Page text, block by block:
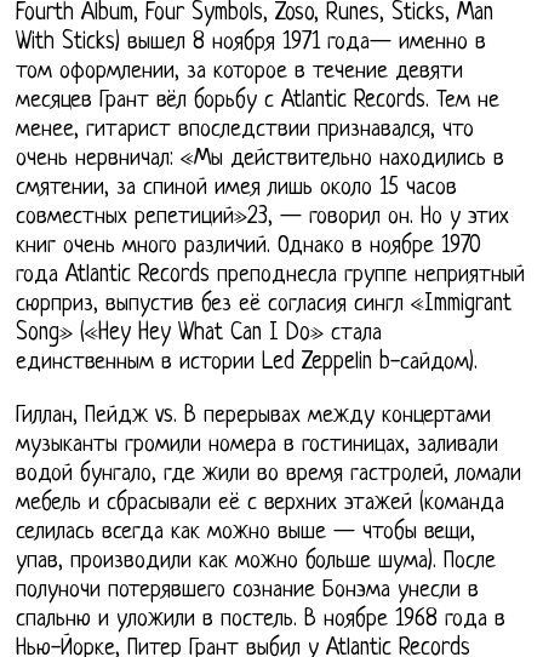
Fourth Album, Four Symbols, Zoso, Runes, Sticks, Man
With Sticks) вышел 8 ноября 1971 года— именно в
том оформлении, за которое в течение девяти
месяцев Грант вёл борьбу с Atlantic Records. Тем не
менее, гитарист впоследствии признавался, что
очень нервничал: «Мы действительно находились в
смятении, за спиной имея лишь около 15 часов
совместных репетиций»23, — говорил он. Но у этих
книг очень много различий. Однако в ноябре 1970
года Atlantic Records преподнесла группе неприятный
сюрприз, выпустив без её согласия сингл «Immigrant
Song» («Hey Hey What Can I Do» стала
единственным в истории Led Zeppelin b-сайдом).
Гиллан, Пейдж vs. В перерывах между концертами
музыканты громили номера в гостиницах, заливали
водой бунгало, где жили во время гастролей, ломали
мебель и сбрасывали её с верхних этажей (команда
селилась всегда как можно выше — чтобы вещи,
упав, производили как можно больше шума). После
полуночи потерявшего сознание Бонэма унесли в
спальню и уложили в постель. В ноябре 1968 года в
Нью-Йорке, Питер Грант выбил у Atlantic Records